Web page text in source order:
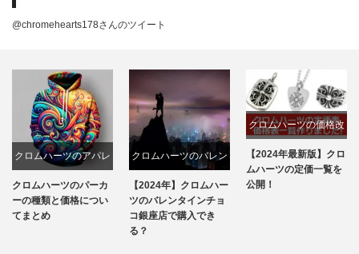
@chromehearts178さんのツイート
クロムハーツのバレン
タインチョコ
【2024年】クロムハー
ツのバレンタインチョ
コ銀座店で購入でき
クロムハーツの価格改
定
【2024年最新版】クロ
ムハーツの定価一覧を
公開！
クロムハーツ路面店一
【2024年最新】クロム